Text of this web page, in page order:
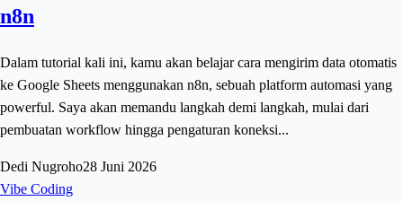
n8n
Dalam tutorial kali ini, kamu akan belajar cara mengirim data otomatis
ke Google Sheets menggunakan n8n, sebuah platform automasi yang
powerful. Saya akan memandu langkah demi langkah, mulai dari
pembuatan workflow hingga pengaturan koneksi...
Dedi Nugroho28 Juni 2026
Vibe Coding